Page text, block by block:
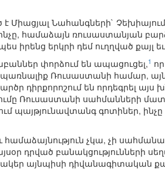
Նահանգների`
համաձայն ռուսաստանյան
իրենց երկրի դեմ ուղղված քայլ
փորձում են ապացուցել,1
Ռուսաստանի համար,
դիրքորոշում են որդեգրել այս
Ռուսաստանի սահմանների
պայթյունավտանգ գոտիներ, ինչը
համաձայնություն չկա, չի
դրված բանակցությունների
այնպիսի դիվանագիտական